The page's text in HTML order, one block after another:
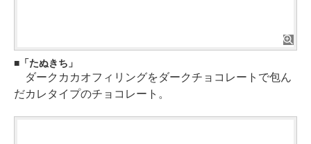
「たぬきち」
ダークカカオフィリングをダークチョコレートで包ん
だカレタイプのチョコレート。